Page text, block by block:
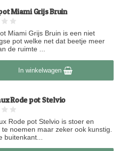
Miami Grijs Bruin
Miami Grijs Bruin is een niet
pot welke net dat beetje meer
de ruimte ...
In winkelwagen
Rode pot Stelvio
Rode pot Stelvio is stoer en
te noemen maar zeker ook kunstig.
buitenkant...